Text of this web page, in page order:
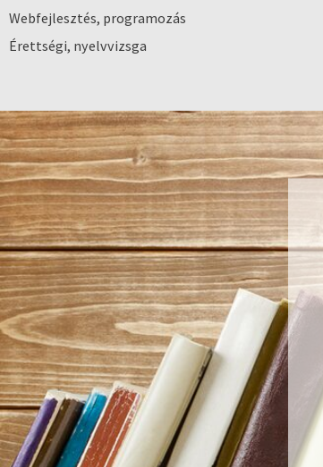
Webfejlesztés, programozás
Érettségi, nyelvvizsga